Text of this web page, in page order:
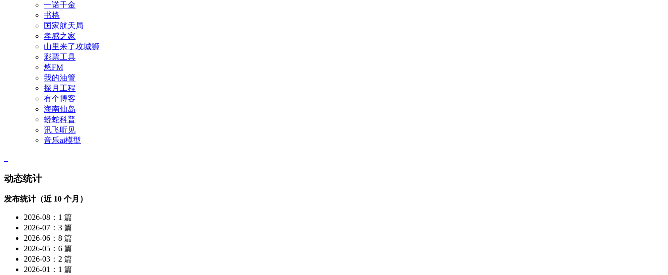
一诺千金
书格
国家航天局
孝感之家
山里来了攻城狮
彩票工具
悠FM
我的油管
探月工程
有个博客
海南仙岛
蟒蛇科普
讯飞听见
音乐ai模型
动态统计
发布统计（近 10 个月）
2026-08：1 篇
2026-07：3 篇
2026-06：8 篇
2026-05：6 篇
2026-03：2 篇
2026-01：1 篇